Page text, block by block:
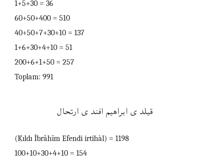
1+5+30 = 36
60+50+400 = 510
40+50+7+30+10 = 137
1+6+30+4+10 = 51
200+6+1+50 = 257
Toplam: 991
قيلدى ابراهيم افندى ارتحال
(Kıldı İbrâhîm Efendi irtihàl) = 1198
100+10+30+4+10 = 154